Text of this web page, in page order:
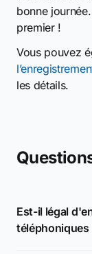
bonne
premier !
Vous pouvez
les détails.
Est-il légal
téléphoniques